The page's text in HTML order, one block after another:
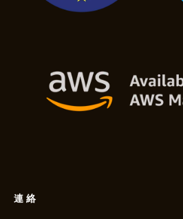
連絡